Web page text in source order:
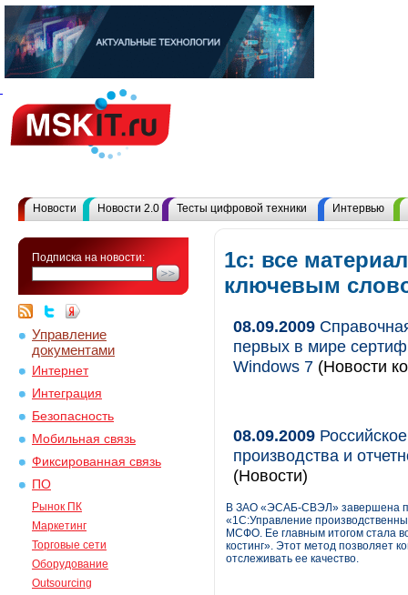
Новости Новости 2.0 Тесты цифровой техники Интервью
Подписка на новости:
Управление
документами
Интернет
Интеграция
Безопасность
Мобильная связь
Фиксированная связь
ПО
Рынок ПК
Маркетинг
Торговые сети
Оборудование
Outsourcing
1с: все
ключевым
08.09.2009
первых в мире
Windows 7 (Новости
08.09.2009
производства и
(Новости)
В ЗАО «ЭСАБ-СВЭЛ» завершена
«1С:Управление
МСФО. Ее главным итогом стала
костинг». Этот метод позволяет
отслеживать ее качество.